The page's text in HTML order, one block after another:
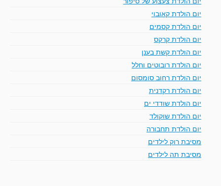
יום הולדת קאובוי
יום הולדת קסמים
יום הולדת קרקס
יום הולדת קשת בענן
יום הולדת רובוטים וחלל
יום הולדת רחוב סומסום
יום הולדת רקדנית
יום הולדת שודדי ים
יום הולדת שוקולד
יום הולדת תחבורה
מסיבת רוק לילדים
מסיבת תה לילדים